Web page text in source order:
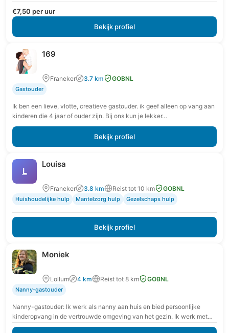
€7,50 per uur
Bekijk profiel
169
Franeker 3.7 km GOBNL
Gastouder
Ik ben een lieve, vlotte, creatieve gastouder. ik geef alleen op vang aan
kinderen die 4 jaar of ouder zijn. Bij ons kun je lekker…
Bekijk profiel
L
Louisa
Franeker 3.8 km Reist tot 10 km GOBNL
Huishoudelijke hulp Mantelzorg hulp Gezelschaps hulp
Bekijk profiel
Moniek
Lollum 4 km Reist tot 8 km GOBNL
Nanny-gastouder
Nanny-gastouder: Ik werk als nanny aan huis en bied persoonlijke
kinderopvang in de vertrouwde omgeving van het gezin. Ik werk met
extra aandacht voor rust,…